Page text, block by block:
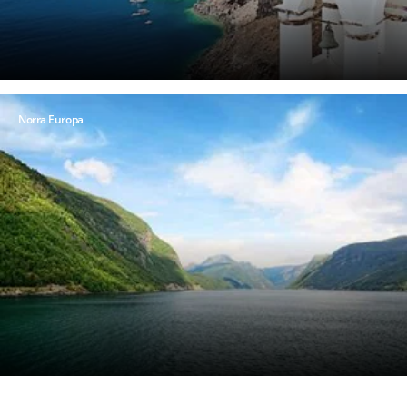
Norra Europa